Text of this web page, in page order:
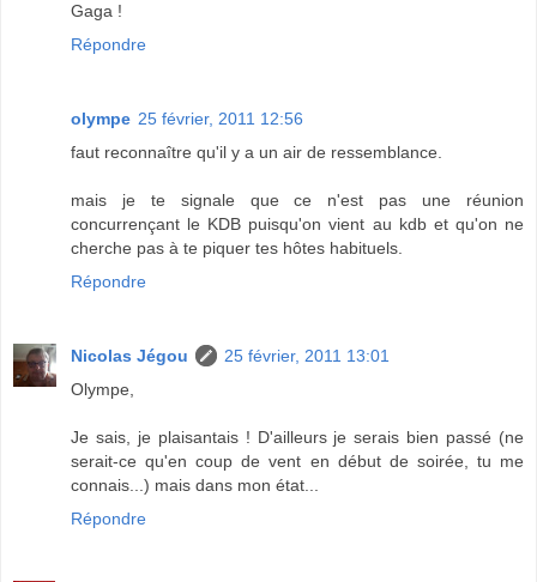
Gaga !
Répondre
olympe 25 février, 2011 12:56
faut reconnaître qu'il y a un air de ressemblance.
mais je te signale que ce n'est pas une réunion
concurrençant le KDB puisqu'on vient au kdb et qu'on ne
cherche pas à te piquer tes hôtes habituels.
Répondre
Nicolas Jégou
25 février, 2011 13:01
Olympe,
Je sais, je plaisantais ! D'ailleurs je serais bien passé (ne
serait-ce qu'en coup de vent en début de soirée, tu me
connais...) mais dans mon état...
Répondre